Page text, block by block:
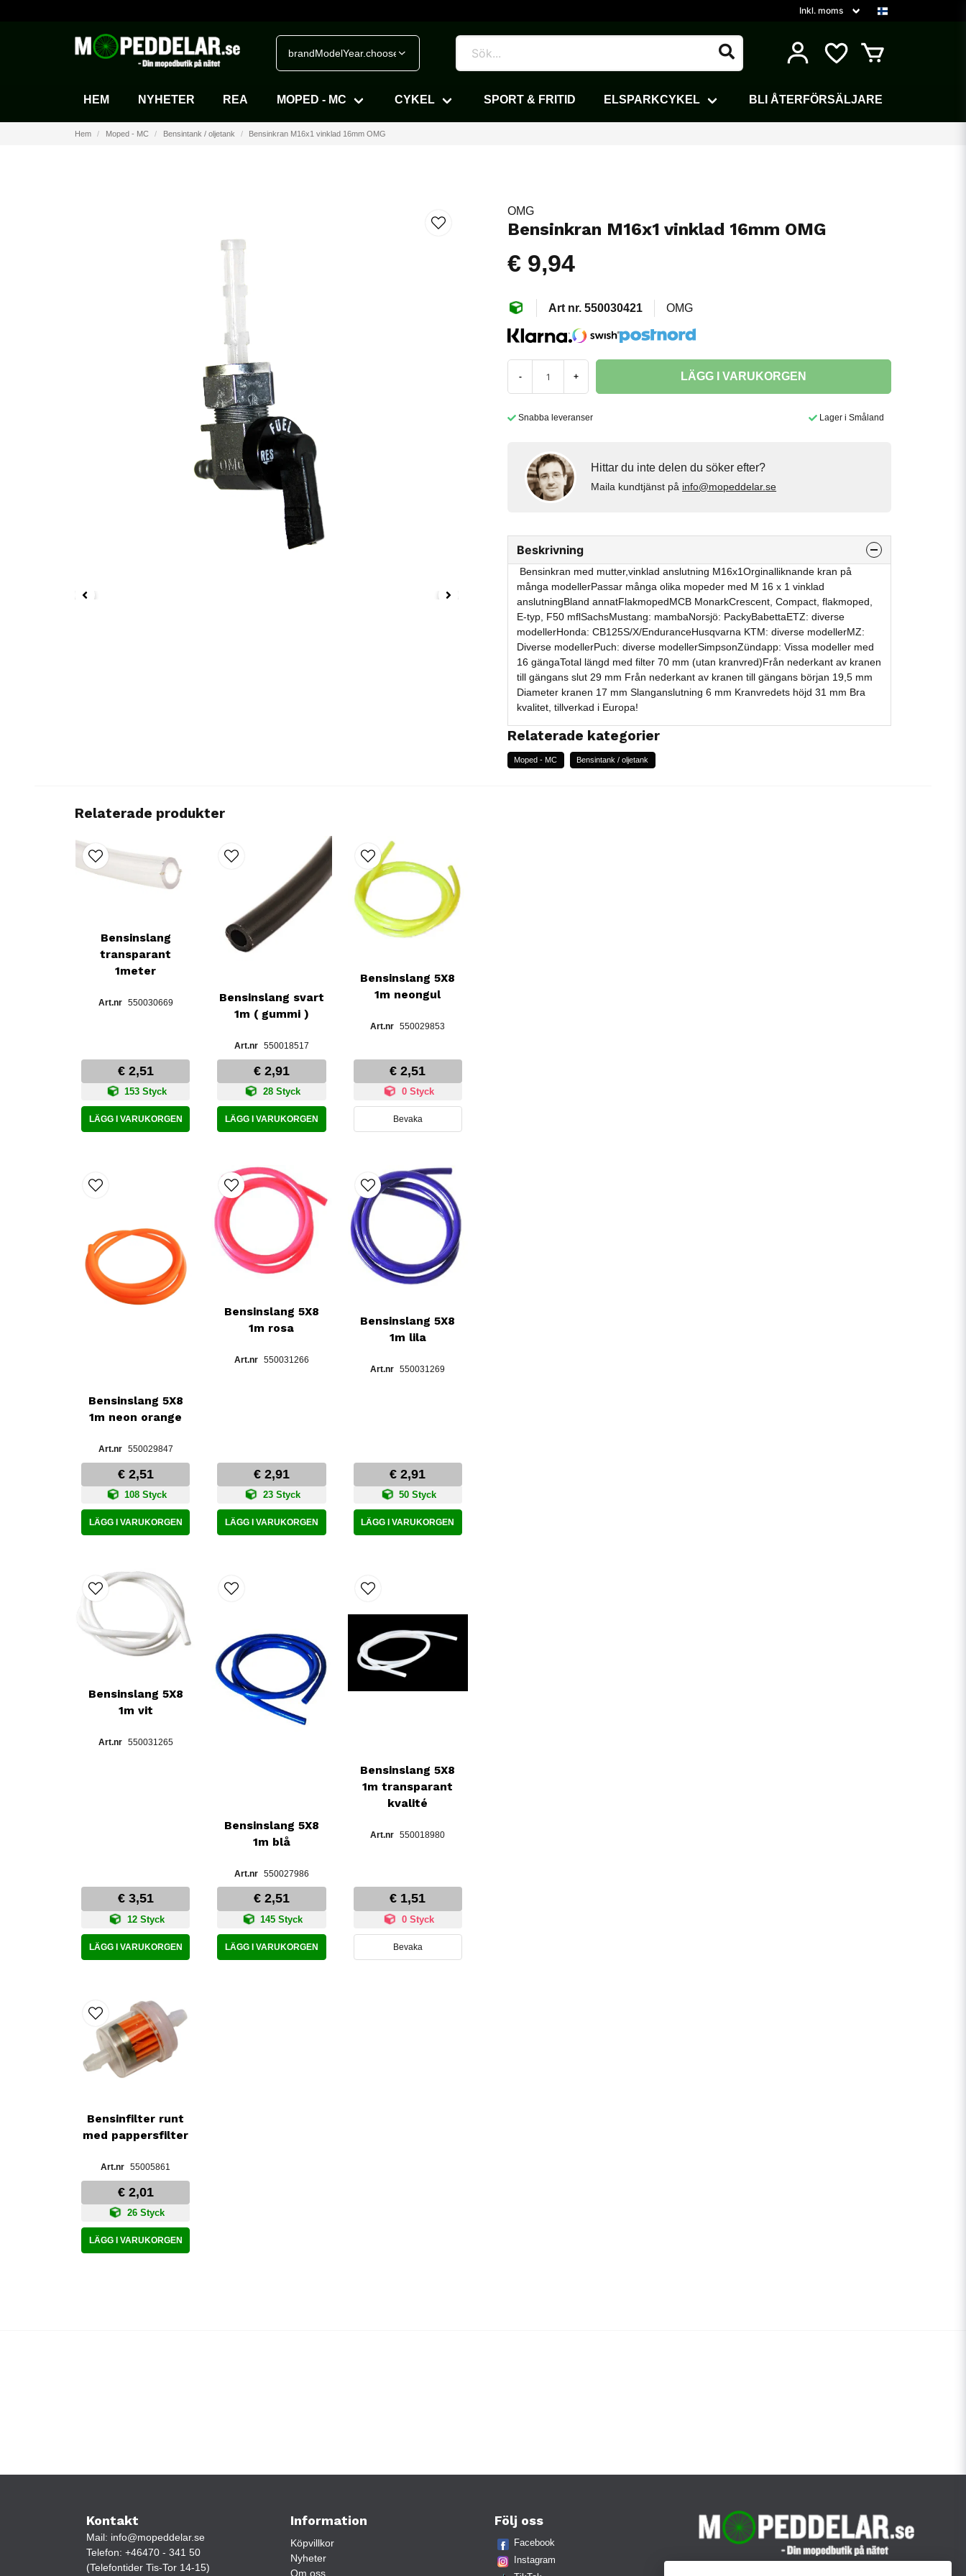
brandModelYear.chooseVehicle
HEM NYHETER REA MOPED - MC CYKEL SPORT & FRITID ELSPARKCYKEL BLI ÅTERFÖRSÄLJARE
Hem Moped - MC Bensintank / oljetank Bensinkran M16x1 vinklad 16mm OMG
OMG
Bensinkran M16x1 vinklad 16mm OMG
€ 9,94
550030421 OMG
- + LÄGG I VARUKORGEN
Snabba leveranser Lager i Småland
Hittar du inte delen du söker efter?
Maila kundtjänst på info@mopeddelar.se
Beskrivning
Bensinkran med mutter,vinklad anslutning M16x1Orginalliknande kran på
många modellerPassar många olika mopeder med M 16 x 1 vinklad
anslutningBland annatFlakmopedMCB MonarkCrescent, Compact, flakmoped,
E-typ, F50 mflSachsMustang: mambaNorsjö: PackyBabettaETZ: diverse
modellerHonda: CB125S/X/EnduranceHusqvarna KTM: diverse modellerMZ:
Diverse modellerPuch: diverse modellerSimpsonZündapp: Vissa modeller med
16 gängaTotal längd med filter 70 mm (utan kranvred)Från nederkant av kranen
till gängans slut 29 mm Från nederkant av kranen till gängans början 19,5 mm
Diameter kranen 17 mm Slanganslutning 6 mm Kranvredets höjd 31 mm Bra
kvalitet, tillverkad i Europa!
Relaterade kategorier
Moped - MC Bensintank / oljetank
Relaterade produkter
Bensinslang
transparant
1meter
550030669
€ 2,51
153 Styck
LÄGG I VARUKORGEN
Bensinslang svart
1m ( gummi )
550018517
€ 2,91
28 Styck
LÄGG I VARUKORGEN
Bensinslang 5X8
1m neongul
550029853
€ 2,51
0 Styck
Bevaka
Bensinslang 5X8
1m neon orange
550029847
€ 2,51
108 Styck
LÄGG I VARUKORGEN
Bensinslang 5X8
1m rosa
550031266
€ 2,91
23 Styck
LÄGG I VARUKORGEN
Bensinslang 5X8
1m lila
550031269
€ 2,91
50 Styck
LÄGG I VARUKORGEN
Bensinslang 5X8
1m vit
550031265
€ 3,51
12 Styck
LÄGG I VARUKORGEN
Bensinslang 5X8
1m blå
550027986
€ 2,51
145 Styck
LÄGG I VARUKORGEN
Bensinslang 5X8
1m transparant
kvalité
550018980
€ 1,51
0 Styck
Bevaka
Bensinfilter runt
med pappersfilter
55005861
€ 2,01
26 Styck
LÄGG I VARUKORGEN
Kontakt
Mail: info@mopeddelar.se
Telefon: +46470 - 341 50
(Telefontider Tis-Tor 14-15)
Information
Köpvillkor
Nyheter
Om oss
Följ oss
Facebook
Instagram